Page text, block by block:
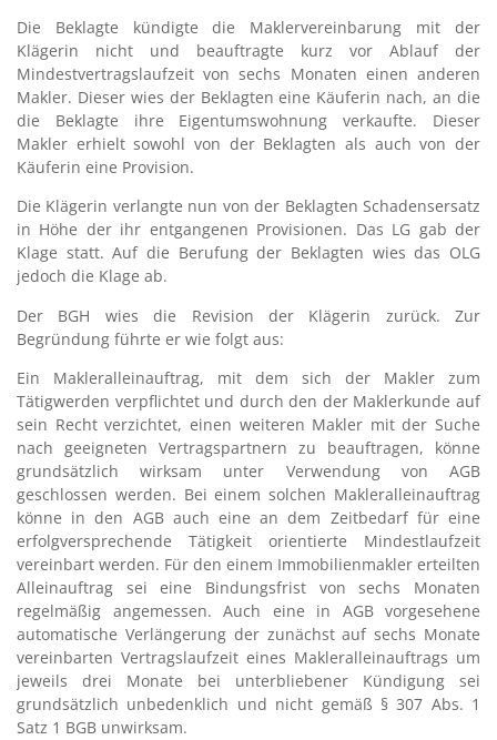
Die Beklagte kündigte die Maklervereinbarung mit der
Klägerin nicht und beauftragte kurz vor Ablauf der
Mindestvertragslaufzeit von sechs Monaten einen anderen
Makler. Dieser wies der Beklagten eine Käuferin nach, an die
die Beklagte ihre Eigentumswohnung verkaufte. Dieser
Makler erhielt sowohl von der Beklagten als auch von der
Käuferin eine Provision.
Die Klägerin verlangte nun von der Beklagten Schadensersatz
in Höhe der ihr entgangenen Provisionen. Das LG gab der
Klage statt. Auf die Berufung der Beklagten wies das OLG
jedoch die Klage ab.
Der BGH wies die Revision der Klägerin zurück. Zur
Begründung führte er wie folgt aus:
Ein Makleralleinauftrag, mit dem sich der Makler zum
Tätigwerden verpflichtet und durch den der Maklerkunde auf
sein Recht verzichtet, einen weiteren Makler mit der Suche
nach geeigneten Vertragspartnern zu beauftragen, könne
grundsätzlich wirksam unter Verwendung von AGB
geschlossen werden. Bei einem solchen Makleralleinauftrag
könne in den AGB auch eine an dem Zeitbedarf für eine
erfolgversprechende Tätigkeit orientierte Mindestlaufzeit
vereinbart werden. Für den einem Immobilienmakler erteilten
Alleinauftrag sei eine Bindungsfrist von sechs Monaten
regelmäßig angemessen. Auch eine in AGB vorgesehene
automatische Verlängerung der zunächst auf sechs Monate
vereinbarten Vertragslaufzeit eines Makleralleinauftrags um
jeweils drei Monate bei unterbliebener Kündigung sei
grundsätzlich unbedenklich und nicht gemäß § 307 Abs. 1
Satz 1 BGB unwirksam.